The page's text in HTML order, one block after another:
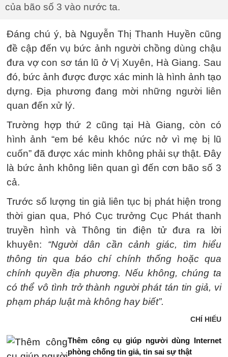
của bão số 3 vào nước ta.
Đáng chú ý, bà Nguyễn Thị Thanh Huyền cũng
đề cập đến vụ bức ảnh người chồng dùng chậu
đưa vợ con sơ tán lũ ở Vị Xuyên, Hà Giang. Sau
đó, bức ảnh được được xác minh là hình ảnh tạo
dựng. Địa phương đang mời những người liên
quan đến xử lý.
Trường hợp thứ 2 cũng tại Hà Giang, còn có
hình ảnh “em bé kêu khóc nức nở vì mẹ bị lũ
cuốn” đã được xác minh không phải sự thật. Đây
là bức ảnh không liên quan gì đến cơn bão số 3
cả.
Trước số lượng tin giả liên tục bị phát hiện trong
thời gian qua, Phó Cục trưởng Cục Phát thanh
truyền hình và Thông tin điện tử đưa ra lời
khuyên: “Người dân cần cảnh giác, tìm hiểu
thông tin qua báo chí chính thống hoặc qua
chính quyền địa phương. Nếu không, chúng ta
có thể vô tình trở thành người phát tán tin giả, vi
phạm pháp luật mà không hay biết”.
CHÍ HIẾU
Thêm công cụ giúp người dùng Internet
phòng chống tin giả, tin sai sự thật